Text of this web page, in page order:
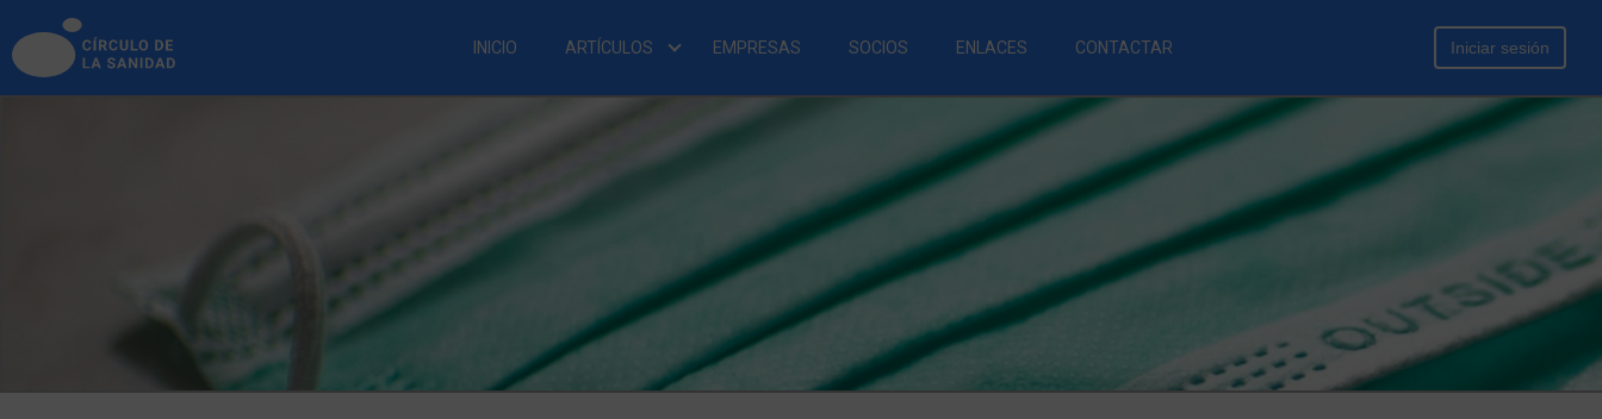
INICIO ARTÍCULOS EMPRESAS SOCIOS ENLACES CONTACTAR Iniciar sesión